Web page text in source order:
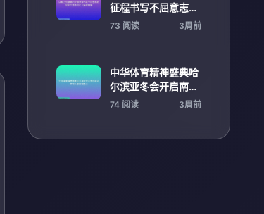
征程书写不屈意志的
冠军之路与时代共振
73 阅读 3周前
中华体育精神盛典哈
尔滨亚冬会开启南北
游客共享激情魅力
74 阅读 3周前